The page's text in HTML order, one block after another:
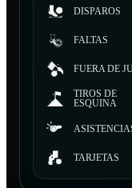
DISPAROS
FALTAS
FUERA DE
TIROS DE
ESQUINA
TARJETAS